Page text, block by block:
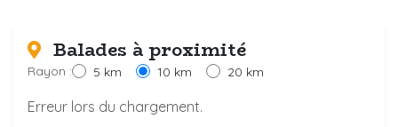
Balades à proximité
Rayon : 5 km 10 km 20 km
Erreur lors du chargement.